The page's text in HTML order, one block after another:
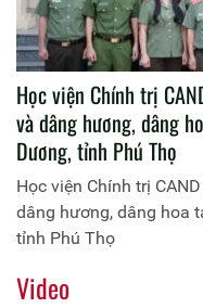
Học viện Chính trị
và dâng hương, dâng
Dương, tỉnh Phú Thọ
Học viện Chính trị
dâng hương, dâng hoa
tỉnh Phú Thọ
Video